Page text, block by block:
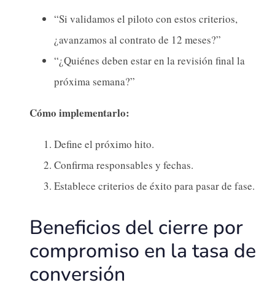
“Si validamos el piloto con estos criterios,
¿avanzamos al contrato de 12 meses?”
“¿Quiénes deben estar en la revisión final la
próxima semana?”
Cómo implementarlo:
Define el próximo hito.
Confirma responsables y fechas.
Establece criterios de éxito para pasar de fase.
Beneficios del cierre por
compromiso en la tasa de
conversión